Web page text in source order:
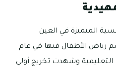
المتميزة في العين
رياض الأطفال فيها في عام
التعليمية وشهدت تخريج أولي